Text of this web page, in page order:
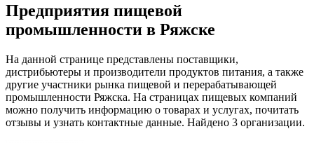
Предприятия пищевой
промышленности в Ряжске
На данной странице представлены поставщики,
дистрибьютеры и производители продуктов питания, а также
другие участники рынка пищевой и перерабатывающей
промышленности Ряжска. На страницах пищевых компаний
можно получить информацию о товарах и услугах, почитать
отзывы и узнать контактные данные. Найдено 3 организации.